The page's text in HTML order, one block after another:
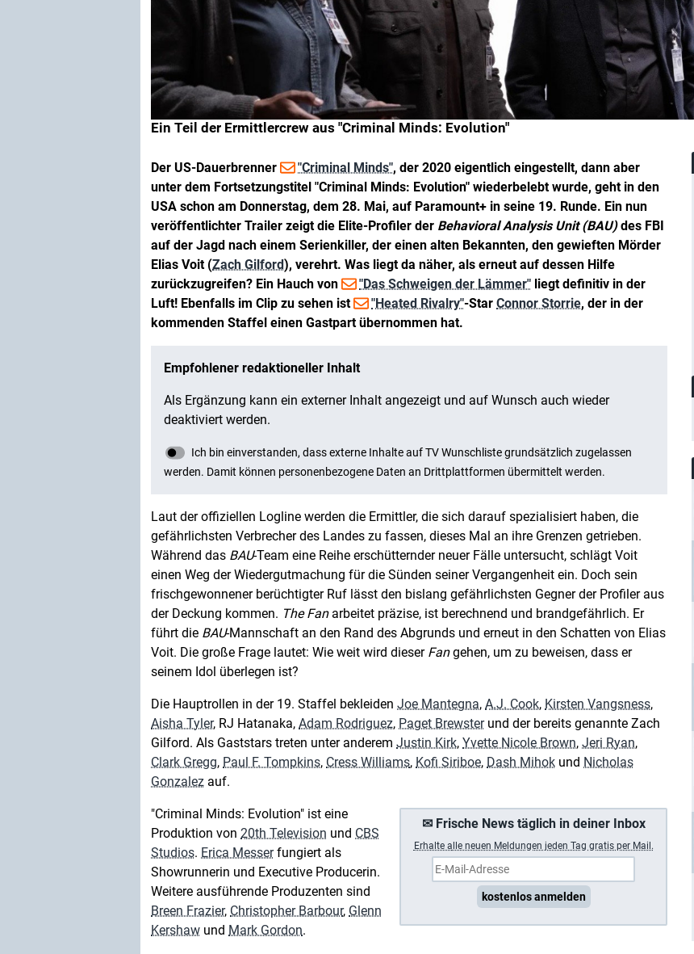
Ein Teil der Ermittlercrew aus "Criminal Minds: Evolution"
Der US-Dauerbrenner "Criminal Minds", der 2020 eigentlich eingestellt, dann aber
unter dem Fortsetzungstitel "Criminal Minds: Evolution" wiederbelebt wurde, geht in den
USA schon am Donnerstag, dem 28. Mai, auf Paramount+ in seine 19. Runde. Ein nun
veröffentlichter Trailer zeigt die Elite-Profiler der Behavioral Analysis Unit (BAU)des FBI
auf der Jagd nach einem Serienkiller, der einen alten Bekannten, den gewieften Mörder
Elias Voit (Zach Gilford), verehrt. Was liegt da näher, als erneut auf dessen Hilfe
zurückzugreifen? Ein Hauch von
"Das Schweigen der Lämmer" liegt definitiv in der
Luft! Ebenfalls im Clip zu sehen ist
"Heated Rivalry"-Star Connor Storrie, der in der
kommenden Staffel einen Gastpart übernommen hat.
Laut der offiziellen Logline werden die Ermittler, die sich darauf spezialisiert haben, die
gefährlichsten Verbrecher des Landes zu fassen, dieses Mal an ihre Grenzen getrieben.
Während das BAU-Team eine Reihe erschütternder neuer Fälle untersucht, schlägt Voit
einen Weg der Wiedergutmachung für die Sünden seiner Vergangenheit ein. Doch sein
frischgewonnener berüchtigter Ruf lässt den bislang gefährlichsten Gegner der Profiler aus
der Deckung kommen. The Fanarbeitet präzise, ist berechnend und brandgefährlich. Er
führt die BAU-Mannschaft an den Rand des Abgrunds und erneut in den Schatten von Elias
Voit. Die große Frage lautet: Wie weit wird dieser Fangehen, um zu beweisen, dass er
seinem Idol überlegen ist?
Die Hauptrollen in der 19. Staffel bekleiden Joe Mantegna, A.J. Cook, Kirsten Vangsness,
Aisha Tyler, RJ Hatanaka, Adam Rodriguez, Paget Brewsterund der bereits genannte Zach
Gilford. Als Gaststars treten unter anderem Justin Kirk, Yvette Nicole Brown, Jeri Ryan,
Clark Gregg, Paul F. Tompkins, Cress Williams, Kofi Siriboe, Dash Mihok und Nicholas
Gonzalez auf.
✉ Frische News täglich in deiner Inbox
Erhalte a lle neuen Meldungen jeden Tag gratis per Mail.
kostenlos anmelden
"Criminal Minds: Evolution" ist eine
Produktion von 20th Television und CBS
Studios. Erica Messerfungiert als
Showrunnerin und Executive Producerin.
Weitere ausführende Produzenten sind
Breen Frazier, Christopher Barbour, Glenn
Kershaw und Mark Gordon.